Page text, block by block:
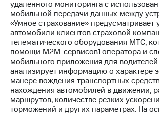
удаленного мониторинга с
мобильной передачи данных между
«Умное страхование» предусматривает
автомобили клиентов страховой
телематического оборудования МТС,
помощи М2М-сервисов1 оператора и
мобильного приложения для
анализирует информацию о характере
манере вождения транспортных
нахождения автомобилей в движении,
маршрутов, количестве резких
торможений и других параметрах. На